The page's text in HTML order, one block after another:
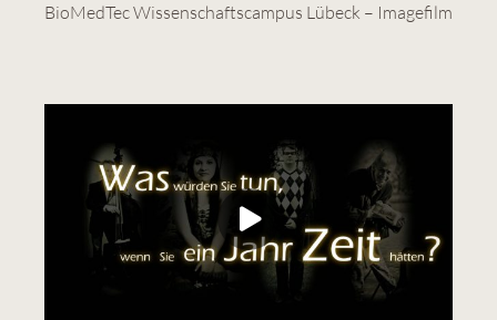
BioMedTec Wissenschaftscampus Lübeck – Imagefilm